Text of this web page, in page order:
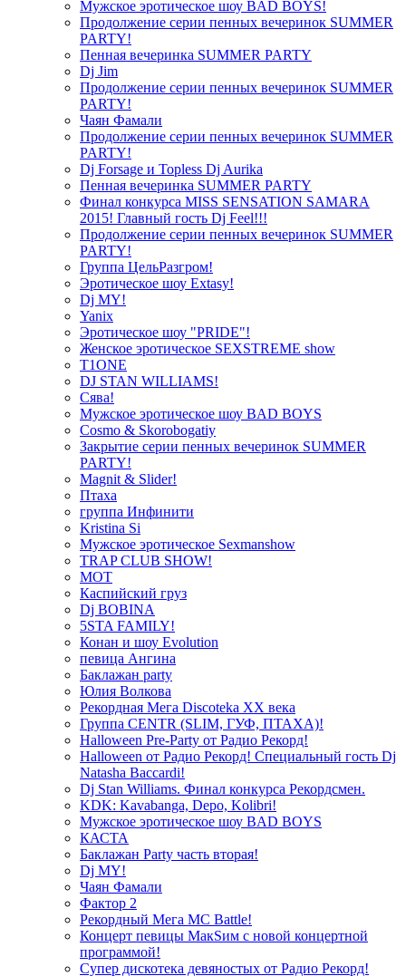
Мужское эротическое шоу BAD BOYS!
Продолжение серии пенных вечеринок SUMMER
PARTY!
Пенная вечеринка SUMMER PARTY
Dj Jim
Продолжение серии пенных вечеринок SUMMER
PARTY!
Чаян Фамали
Продолжение серии пенных вечеринок SUMMER
PARTY!
Dj Forsage и Topless Dj Aurika
Пенная вечеринка SUMMER PARTY
Финал конкурса MISS SENSATION SAMARA
2015! Главный гость Dj Feel!!!
Продолжение серии пенных вечеринок SUMMER
PARTY!
Группа ЦельРазгром!
Эротическое шоу Extasy!
Dj MY!
Yanix
Эротическое шоу "PRIDE"!
Женское эротическое SEXSTREME show
T1ONE
DJ STAN WILLIAMS!
Сява!
Мужское эротическое шоу BAD BOYS
Cosmo & Skorobogatiy
Закрытие серии пенных вечеринок SUMMER
PARTY!
Magnit & Slider!
Птаха
группа Инфинити
Kristina Si
Мужское эротическое Sexmanshow
TRAP CLUB SHOW!
МОТ
Каспийский груз
Dj BOBINA
5STA FAMILY!
Конан и шоу Evolution
певица Ангина
Баклажан party
Юлия Волкова
Рекордная Мега Discoteka XX века
Группа CENTR (SLIM, ГУФ, ПТАХА)!
Halloween Pre-Party от Радио Рекорд!
Halloween от Радио Рекорд! Специальный гость Dj
Natasha Baccardi!
Dj Stan Williams. Финал конкурса Рекордсмен.
KDK: Kavabanga, Depo, Kolibri!
Мужское эротическое шоу BAD BOYS
КАСТА
Баклажан Party часть вторая!
Dj MY!
Чаян Фамали
Фактор 2
Рекордный Мега МС Battle!
Концерт певицы МакSим с новой концертной
программой!
Супер дискотека девяностых от Радио Рекорд!